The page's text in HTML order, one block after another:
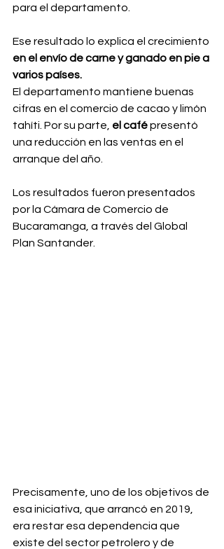
para el departamento.
Ese resultado lo explica el crecimiento
en el envío de carne y ganado en pie a
varios países.
El departamento mantiene buenas
cifras en el comercio de cacao y limón
tahíti. Por su parte, el café presentó
una reducción en las ventas en el
arranque del año.
Los resultados fueron presentados
por la Cámara de Comercio de
Bucaramanga, a través del Global
Plan Santander.
Precisamente, uno de los objetivos de
esa iniciativa, que arrancó en 2019,
era restar esa dependencia que
existe del sector petrolero y de